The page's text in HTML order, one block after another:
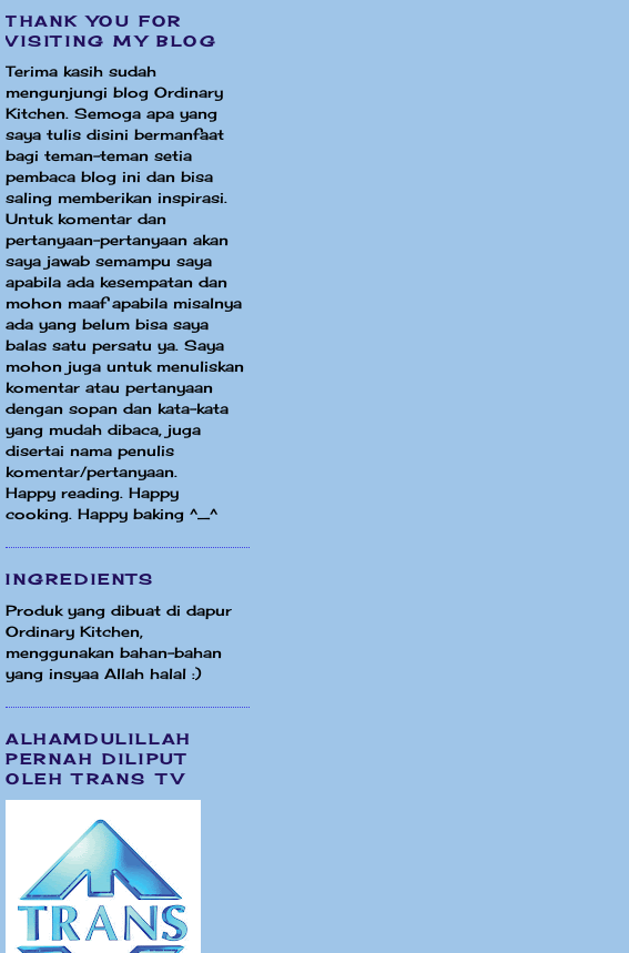
THANK YOU FOR
VISITING MY BLOG
Terima kasih sudah
mengunjungi blog Ordinary
Kitchen. Semoga apa yang
saya tulis disini bermanfaat
bagi teman-teman setia
pembaca blog ini dan bisa
saling memberikan inspirasi.
Untuk komentar dan
pertanyaan-pertanyaan akan
saya jawab semampu saya
apabila ada kesempatan dan
mohon maaf apabila misalnya
ada yang belum bisa saya
balas satu persatu ya. Saya
mohon juga untuk menuliskan
komentar atau pertanyaan
dengan sopan dan kata-kata
yang mudah dibaca, juga
disertai nama penulis
komentar/pertanyaan.
Happy reading. Happy
cooking. Happy baking ^_^
INGREDIENTS
Produk yang dibuat di dapur
Ordinary Kitchen,
menggunakan bahan-bahan
yang insyaa Allah halal :)
ALHAMDULILLAH
PERNAH DILIPUT
OLEH TRANS TV